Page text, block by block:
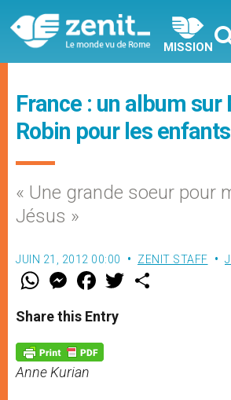
MISSION
France : un album
Robin pour les enfants
« Une grande soeur pour
Jésus »
JUIN 21, 2012 00:00 ZENIT STAFF
W
t
s
p
p
M
e
s
e
g
e
r
F
a
e
b
o
k
w
Share this Entry
Anne Kurian